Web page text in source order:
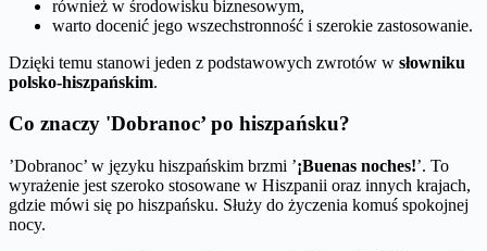
również w środowisku biznesowym,
warto docenić jego wszechstronność i szerokie zastosowanie.
Dzięki temu stanowi jeden z podstawowych zwrotów w słowniku
polsko-hiszpańskim.
Co znaczy 'Dobranoc’ po hiszpańsku?
’Dobranoc’ w języku hiszpańskim brzmi ’¡Buenas noches!’. To
wyrażenie jest szeroko stosowane w Hiszpanii oraz innych krajach,
gdzie mówi się po hiszpańsku. Służy do życzenia komuś spokojnej
nocy.